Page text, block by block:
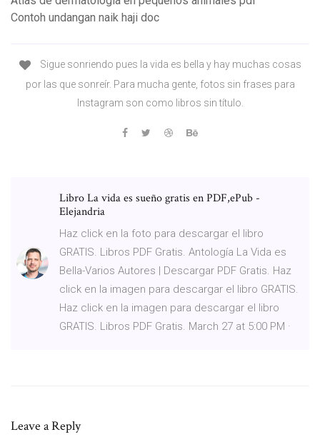
Contoh undangan naik haji doc
Sigue sonriendo pues la vida es bella y hay muchas cosas
por las que sonreír. Para mucha gente, fotos sin frases para
Instagram son como libros sin título.
Libro La vida es sueño gratis en PDF,ePub -
Elejandria
Haz click en la foto para descargar el libro
GRATIS. Libros PDF Gratis. Antología La Vida es
Bella-Varios Autores | Descargar PDF Gratis. Haz
click en la imagen para descargar el libro GRATIS.
Haz click en la imagen para descargar el libro
GRATIS. Libros PDF Gratis. March 27 at 5:00 PM ·
Leave a Reply